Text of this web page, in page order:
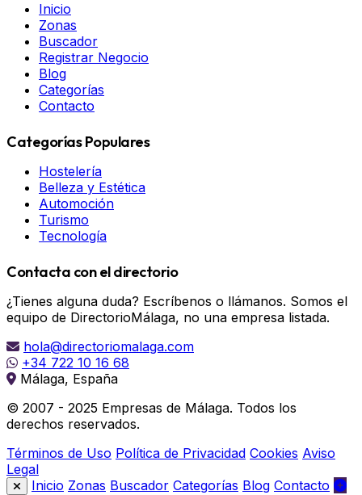
Inicio
Zonas
Buscador
Registrar Negocio
Blog
Categorías
Contacto
Categorías Populares
Hostelería
Belleza y Estética
Automoción
Turismo
Tecnología
Contacta con el directorio
¿Tienes alguna duda? Escríbenos o llámanos. Somos el
equipo de DirectorioMálaga, no una empresa listada.
hola@directoriomalaga.com
+34 722 10 16 68
Málaga, España
© 2007 - 2025 Empresas de Málaga. Todos los
derechos reservados.
Términos de Uso Política de Privacidad Cookies Aviso
Legal
Inicio Zonas Buscador Categorías Blog Contacto